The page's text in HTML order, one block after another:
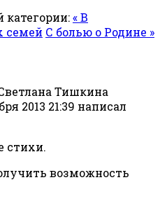
категории:« В
семей С болью о Родине »
2013 21:39 написал
стихи.
возможность